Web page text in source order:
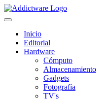
Inicio
Editorial
Hardware
Cómputo
Almacenamiento
Gadgets
Fotografía
TV's